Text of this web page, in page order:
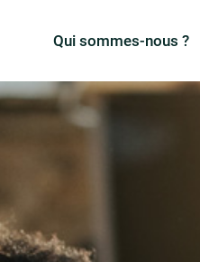
Qui sommes-nous ?